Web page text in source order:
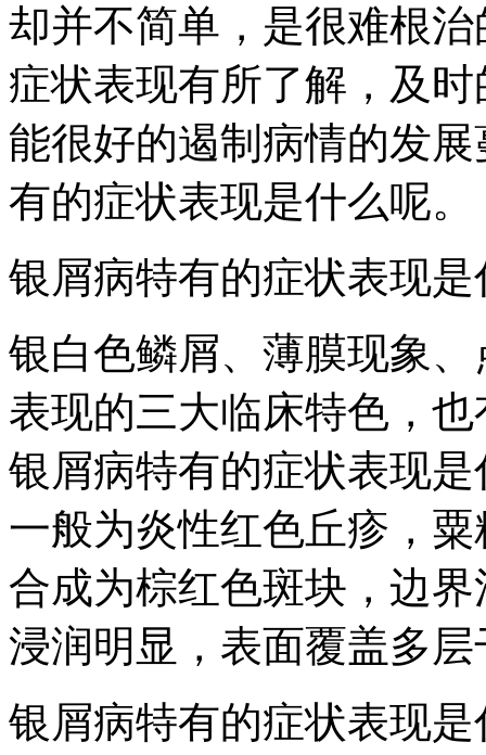
却并不简单，是很难根
症状表现有所了解，及
能很好的遏制病情的发
有的症状表现是什么呢。
银屑病特有的症状表现是
银白色鳞屑、薄膜现象
表现的三大临床特色，
银屑病特有的症状表现
一般为炎性红色丘疹，
合成为棕红色斑块，边
浸润明显，表面覆盖多
银屑病特有的症状表现